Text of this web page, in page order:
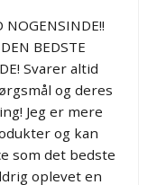
NOGENSINDE!!
BEDSTE
Svarer altid
og deres
Jeg er mere
og kan
som det bedste
oplevet en